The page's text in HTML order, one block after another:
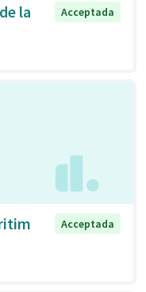
la
Acceptada
Acceptada